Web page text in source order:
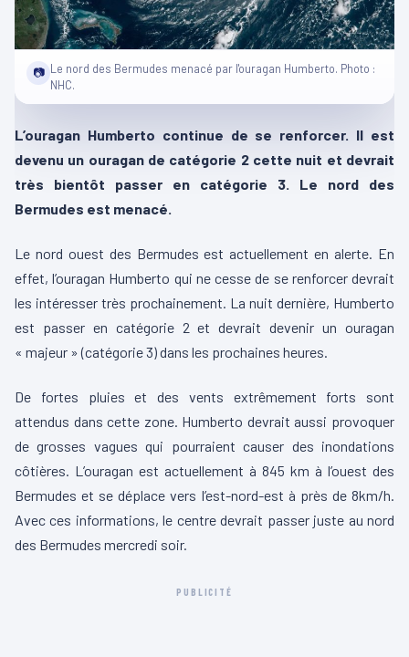
📷 Le nord des Bermudes menacé par l'ouragan Humberto. Photo :
NHC.
L’ouragan Humberto continue de se renforcer. Il est
devenu un ouragan de catégorie 2 cette nuit et devrait
très bientôt passer en catégorie 3. Le nord des
Bermudes est menacé.
Le nord ouest des Bermudes est actuellement en alerte. En
effet, l’ouragan Humberto qui ne cesse de se renforcer devrait
les intéresser très prochainement. La nuit dernière, Humberto
est passer en catégorie 2 et devrait devenir un ouragan
« majeur » (catégorie 3) dans les prochaines heures.
De fortes pluies et des vents extrêmement forts sont
attendus dans cette zone. Humberto devrait aussi provoquer
de grosses vagues qui pourraient causer des inondations
côtières. L’ouragan est actuellement à 845 km à l’ouest des
Bermudes et se déplace vers l’est-nord-est à près de 8km/h.
Avec ces informations, le centre devrait passer juste au nord
des Bermudes mercredi soir.
PUBLICITÉ